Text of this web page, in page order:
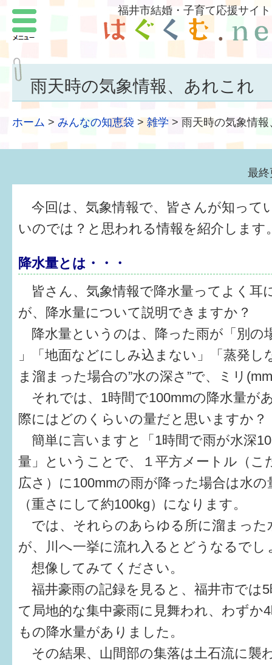
福井市結婚・子育て応援サイト
雨天時の気象情報、あれこれ
ホーム > みんなの知恵袋 > 雑学 > 雨天時の気象情
最終
今回は、気象情報で、皆さんが知って
いのでは？と思われる情報を紹介します
降水量とは・・・
皆さん、気象情報で降水量ってよく耳
が、降水量について説明できますか？
降水量というのは、降った雨が「別の
」「地面などにしみ込まない」「蒸発し
ま溜まった場合の”水の深さ”で、ミリ
それでは、1時間で100mmの降水量が
際にはどのくらいの量だと思いますか？
簡単に言いますと「1時間で雨が水深
量」ということで、１平方メートル（こ
広さ）に100mmの雨が降った場合は水
（重さにして約100kg）になります。
では、それらのあらゆる所に溜まった
が、川へ一挙に流れ入るとどうなるでし
想像してみてください。
福井豪雨の記録を見ると、福井市では
て局地的な集中豪雨に見舞われ、わずか
もの降水量がありました。
その結果、山間部の集落は土石流に襲
メニュー
結婚したい
子どもがほしい
子どもを育てよう
もしものときの緊急連絡先
届出・手当・助成
健診・予防接種
仲間づくり・遊び場
子どもを預けたい
入園・入学
相談したい
さまざまな支援
子育てカレンダー
妊娠
出産〜3か月
3か月〜6か月
6か月〜1歳
1歳〜3歳
3歳〜就学前
就学後〜